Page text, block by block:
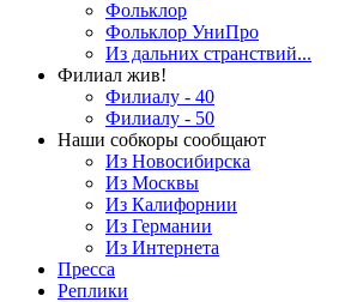
Фольклор
Фольклор УниПро
Из дальних странствий...
Филиал жив!
Филиалу - 40
Филиалу - 50
Наши собкоры сообщают
Из Новосибирска
Из Москвы
Из Калифорнии
Из Германии
Из Интернета
Пресса
Реплики